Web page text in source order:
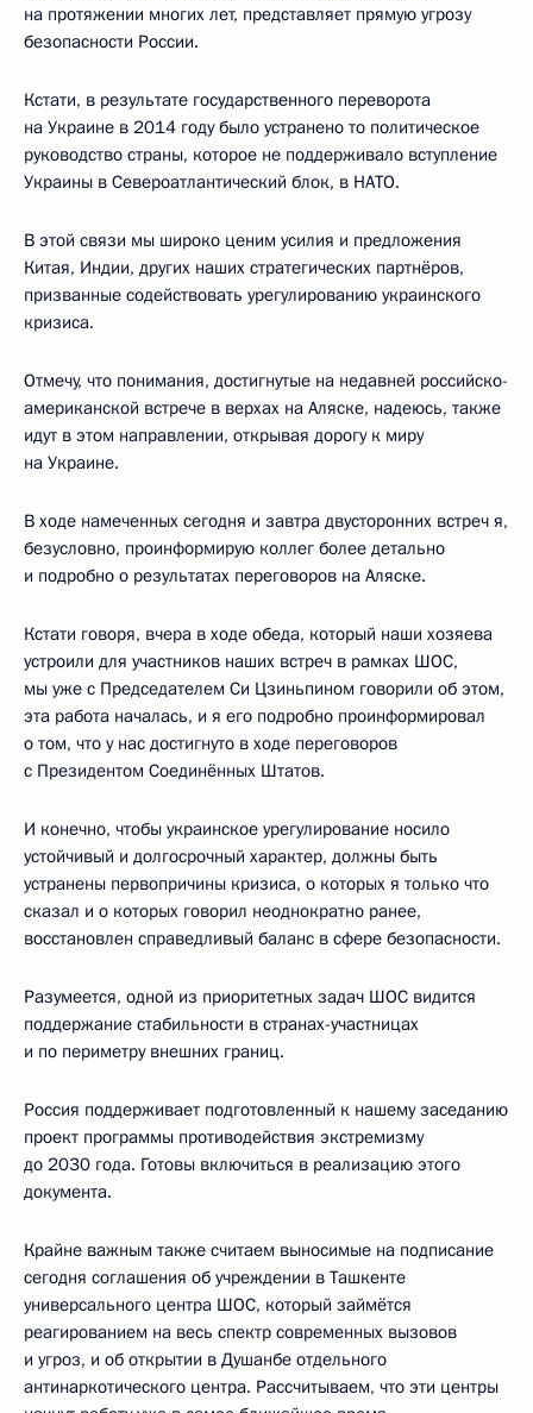
на протяжении многих лет, представляет прямую угрозу
безопасности России.
Кстати, в результате государственного переворота
на Украине в 2014 году было устранено то политическое
руководство страны, которое не поддерживало вступление
Украины в Североатлантический блок, в НАТО.
В этой связи мы широко ценим усилия и предложения
Китая, Индии, других наших стратегических партнёров,
призванные содействовать урегулированию украинского
кризиса.
Отмечу, что понимания, достигнутые на недавней российско-
американской встрече в верхах на Аляске, надеюсь, также
идут в этом направлении, открывая дорогу к миру
на Украине.
В ходе намеченных сегодня и завтра двусторонних встреч я,
безусловно, проинформирую коллег более детально
и подробно о результатах переговоров на Аляске.
Кстати говоря, вчера в ходе обеда, который наши хозяева
устроили для участников наших встреч в рамках ШОС,
мы уже с Председателем Си Цзиньпином говорили об этом,
эта работа началась, и я его подробно проинформировал
о том, что у нас достигнуто в ходе переговоров
с Президентом Соединённых Штатов.
И конечно, чтобы украинское урегулирование носило
устойчивый и долгосрочный характер, должны быть
устранены первопричины кризиса, о которых я только что
сказал и о которых говорил неоднократно ранее,
восстановлен справедливый баланс в сфере безопасности.
Разумеется, одной из приоритетных задач ШОС видится
поддержание стабильности в странах-участницах
и по периметру внешних границ.
Россия поддерживает подготовленный к нашему заседанию
проект программы противодействия экстремизму
до 2030 года. Готовы включиться в реализацию этого
документа.
Крайне важным также считаем выносимые на подписание
сегодня соглашения об учреждении в Ташкенте
универсального центра ШОС, который займётся
реагированием на весь спектр современных вызовов
и угроз, и об открытии в Душанбе отдельного
антинаркотического центра. Рассчитываем, что эти центры